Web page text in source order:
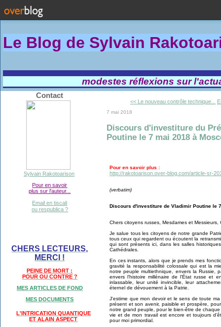
Le Blog de Sylvain Rakotoa
modestes réflexions sur
Contact
Sylvain Rakotoarison
Pour en savoir
plus sur l'auteur...
Email en tiscali
ou respublica ?
CHERS LECTEURS,
MERCI !
PEINE DE MORT :
POUR OU CONTRE ?
MES ARTICLES DE FOND
MES DOCUMENTS
L'INTRICATION QUANTIQUE
ET ALAIN ASPECT
<< Le nouveau contrôle technique...
7 mai 2018
Discours d'investiture du
Poutine le 7 mai 2018 à
Pour en savoir plus :
http://rakotoarison.over-blog.com/article-sr-
(verbatim)
Discours d'investiture de Vladimir Poutine le
Chers citoyens russes, Mesdames et Messieurs,
Je salue tous les citoyens de notre grande
tous ceux qui regardent ou écoutent la
qui sont présents ici, dans les salles
Cathédrales.
En ces instants, alors que je prends mes
gravité la responsabilité colossale qui est la
notre peuple multiethnique, envers la Russie,
envers l'histoire millénaire de l'État russe et
inlassable, leur unité invincible, leur
éternel de dévouement à la Patrie.
J'estime que mon devoir et le sens de toute
présent et son avenir, paisible et prospère,
notre grand peuple, pour le bien-être de
vie et de mon travail est encore et toujours
pour moi primordial.